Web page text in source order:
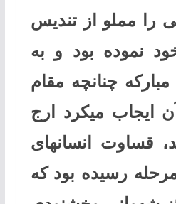
را مملو از تندیس
نموده بود و به
چنانچه مقام
ایجاب میکرد ارج
قساوت انسانهای
رسیده بود که